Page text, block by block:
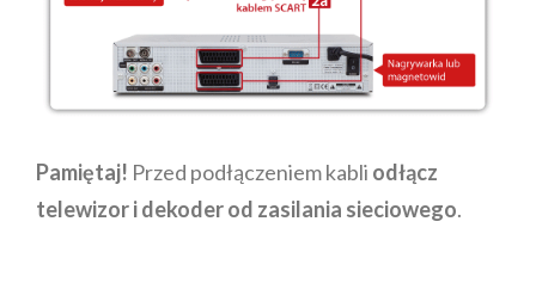
Pamiętaj! Przed podłączeniem kabli odłącz
telewizor i dekoder od zasilania sieciowego.